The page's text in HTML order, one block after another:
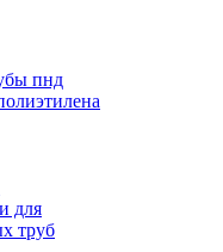
пнд
для
труб